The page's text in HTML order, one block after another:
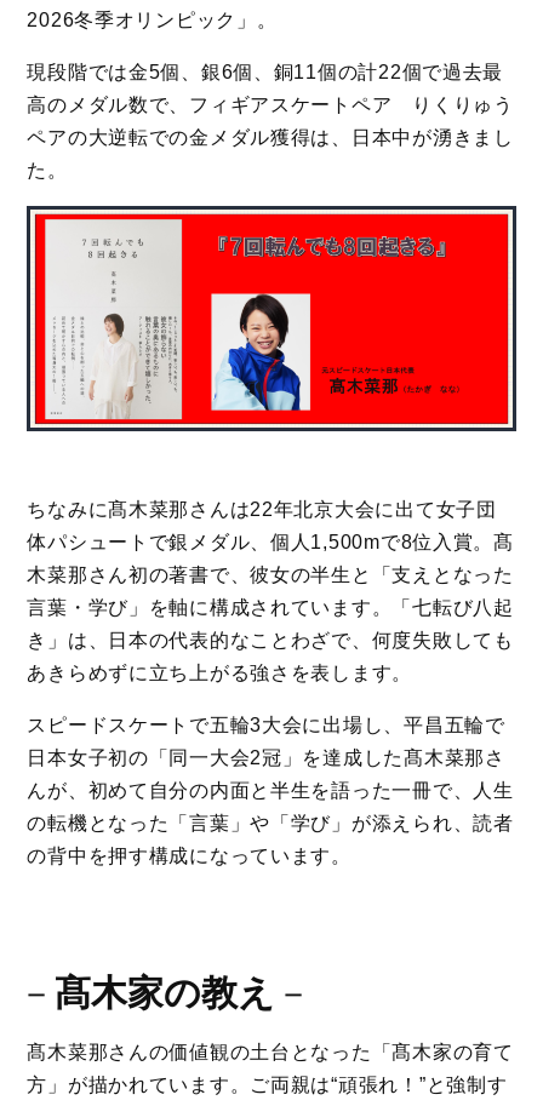
2026冬季オリンピック」。
現段階では金5個、銀6個、銅11個の計22個で過去最
高のメダル数で、フィギアスケートペア りくりゅう
ペアの大逆転での金メダル獲得は、日本中が湧きまし
た。
ちなみに髙木菜那さんは22年北京大会に出て女子団
体パシュートで銀メダル、個人1,500mで8位入賞。髙
木菜那さん初の著書で、彼女の半生と「支えとなった
言葉・学び」を軸に構成されています。「七転び八起
き」は、日本の代表的なことわざで、何度失敗しても
あきらめずに立ち上がる強さを表します。
スピードスケートで五輪3大会に出場し、平昌五輪で
日本女子初の「同一大会2冠」を達成した髙木菜那さ
んが、初めて自分の内面と半生を語った一冊で、人生
の転機となった「言葉」や「学び」が添えられ、読者
の背中を押す構成になっています。
－ 髙木家の教え －
髙木菜那さんの価値観の土台となった「髙木家の育て
方」が描かれています。ご両親は“頑張れ！”と強制す